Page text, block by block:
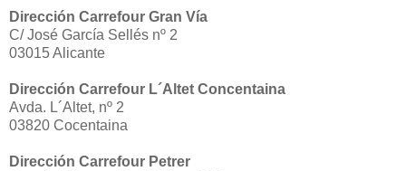
Dirección Carrefour Gran Vía
C/ José García Sellés nº 2
03015 Alicante
Dirección Carrefour L´Altet Concentaina
Avda. L´Altet, nº 2
03820 Cocentaina
Dirección Carrefour Petrer